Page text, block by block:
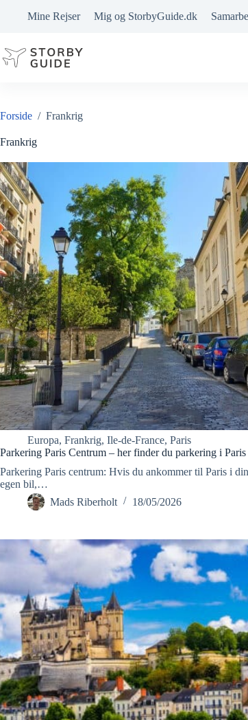
Mine Rejser Mig og StorbyGuide.dk
Forside / Frankrig
Frankrig
Europa, Frankrig, Ile-de-France, Paris
Parkering Paris Centrum – her finder du parkering i Paris
Parkering Paris centrum: Hvis du ankommer til Paris i din
egen bil,…
Mads Riberholt
18/05/2026